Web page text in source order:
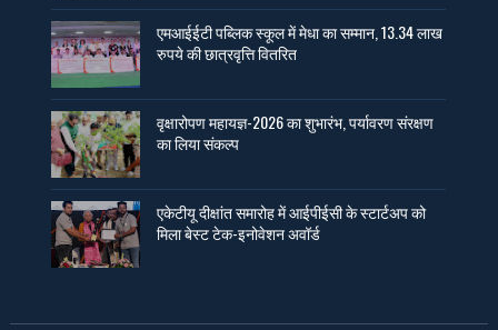
एमआईईटी पब्लिक स्कूल में मेधा का सम्मान, 13.34 लाख
रुपये की छात्रवृत्ति वितरित
वृक्षारोपण महायज्ञ-2026 का शुभारंभ, पर्यावरण संरक्षण
का लिया संकल्प
एकेटीयू दीक्षांत समारोह में आईपीईसी के स्टार्टअप को
मिला बेस्ट टेक-इनोवेशन अवॉर्ड